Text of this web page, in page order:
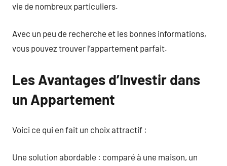
vie de nombreux particuliers.
Avec un peu de recherche et les bonnes informations,
vous pouvez trouver l’appartement parfait.
Les Avantages d’Investir dans
un Appartement
Voici ce qui en fait un choix attractif :
Une solution abordable : comparé à une maison, un